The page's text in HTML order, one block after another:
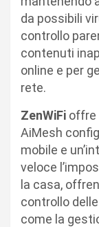
da possibili
controllo
contenuti
online e per
rete.
ZenWiFi offre
AiMesh
mobile e
veloce
la casa,
controllo
come la